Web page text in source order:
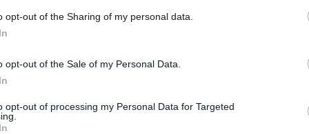
opt-out of the Sharing of my personal data.
opt-out of the Sale of my Personal Data.
opt-out of processing my Personal Data for Targeted
ενίσχυσης της τριμερούς
και Τουρκίας, με στόχο την
και την αποτελεσματικότερη